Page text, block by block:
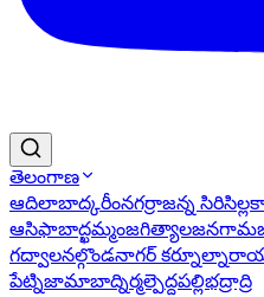
తెలంగాణ
ఆదిలాబాద్కరీంనగర్రాజన్న సిరిసిల్ల
ఆసిఫాబాద్ఖమ్మంజగిత్యాలజనగామ
గద్వాలనల్గొండనాగర్ కర్నూల్
పేట్నిజామాబాద్నిర్మల్పెద్దపల్లిభద్రాద్రి